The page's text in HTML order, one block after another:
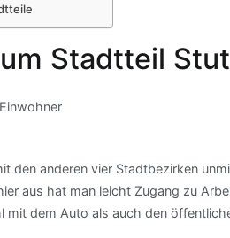
Stadtteil
den anderen vier Stadtbezirken
aus hat man leicht Zugang zu
mit dem Auto als auch den